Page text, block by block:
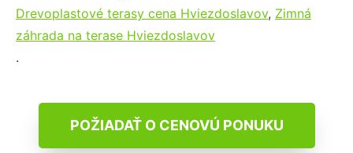
Drevoplastové terasy cena Hviezdoslavov, Zimná
záhrada na terase Hviezdoslavov
.
POŽIADAŤ O CENOVÚ PONUKU